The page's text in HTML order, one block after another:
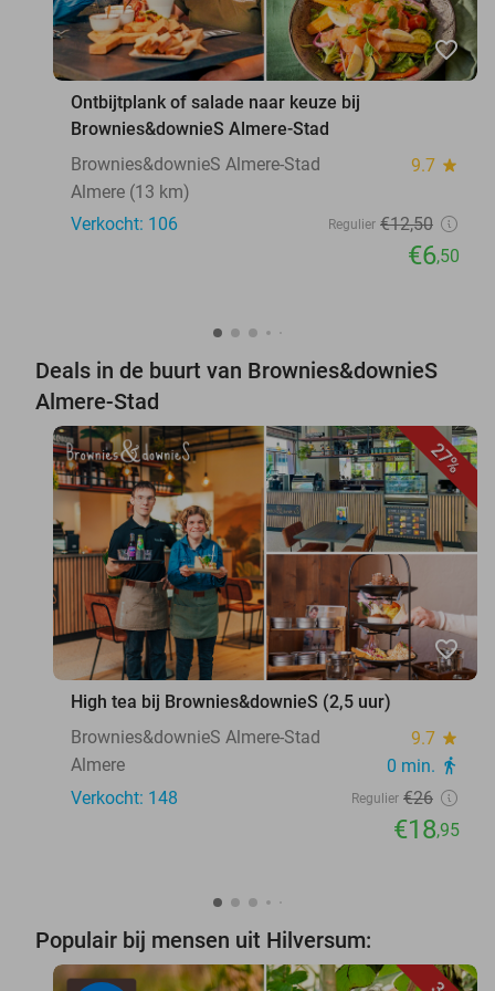
favorite_border
Ontbijtplank of salade naar keuze bij
Brownies&downieS Almere-Stad
Brownies&downieS Almere-Stad
9.7 star
Almere (13 km)
Verkocht: 106
Regulier €12,50
€6,50
Deals in de buurt van Brownies&downieS
Almere-Stad
27%
favorite_border
High tea bij Brownies&downieS (2,5 uur)
Brownies&downieS Almere-Stad
9.7 star
Almere 0 min. directions_walk
Verkocht: 148 Regulier €26
€18,95
Populair bij mensen uit Hilversum: